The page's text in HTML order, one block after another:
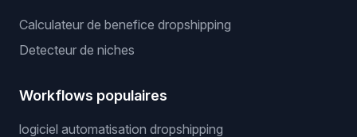
Calculateur de benefice dropshipping
Detecteur de niches
Workflows populaires
logiciel automatisation dropshipping